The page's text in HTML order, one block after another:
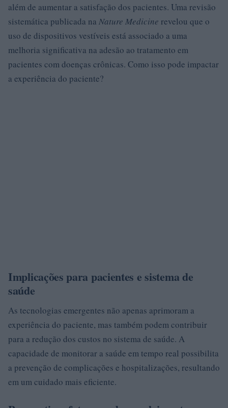
além de aumentar a satisfação dos pacientes. Uma revisão
sistemática publicada na Nature Medicine revelou que o
uso de dispositivos vestíveis está associado a uma
melhoria significativa na adesão ao tratamento em
pacientes com doenças crônicas. Como isso pode impactar
a experiência do paciente?
Implicações para pacientes e sistema de
saúde
As tecnologias emergentes não apenas aprimoram a
experiência do paciente, mas também podem contribuir
para a redução dos custos no sistema de saúde. A
capacidade de monitorar a saúde em tempo real possibilita
a prevenção de complicações e hospitalizações, resultando
em um cuidado mais eficiente.